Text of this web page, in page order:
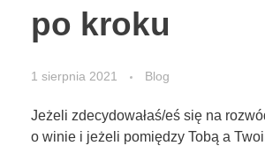
po kroku
1 sierpnia 2021 Blog
Jeżeli zdecydowałaś/eś się na
o winie i jeżeli pomiędzy Tobą a